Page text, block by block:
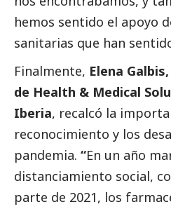
hemos sentido el apoyo
sanitarias que han
Finalmente, Elena
de Health & Medical
Iberia​, recalcó la
reconocimiento y los
pandemia. “En un año
distanciamiento social,
parte de 2021, los